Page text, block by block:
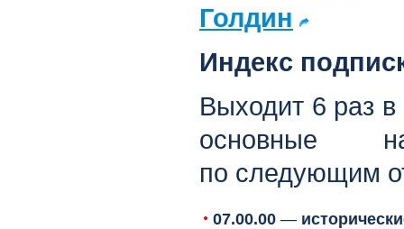
Голдин
Индекс
Выходит 6 раз
основные
по следующим
07.00.00 —